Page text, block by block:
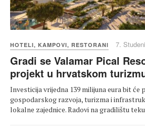
HOTELI, KAMPOVI, RESTORANI 7.
Gradi se Valamar Pical
projekt u hrvatskom
Investicija vrijedna 139 milijuna eura bit će
gospodarskog razvoja, turizma i
lokalne zajednice. Radovi na gradilištu